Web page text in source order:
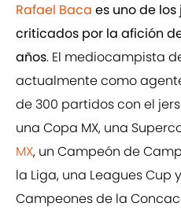
Rafael Baca es uno de
criticados por la afición
años. El mediocampista
actualmente como
de 300 partidos con el
una Copa MX, una
MX, un Campeón de
la Liga, una Leagues Cup
Campeones de la